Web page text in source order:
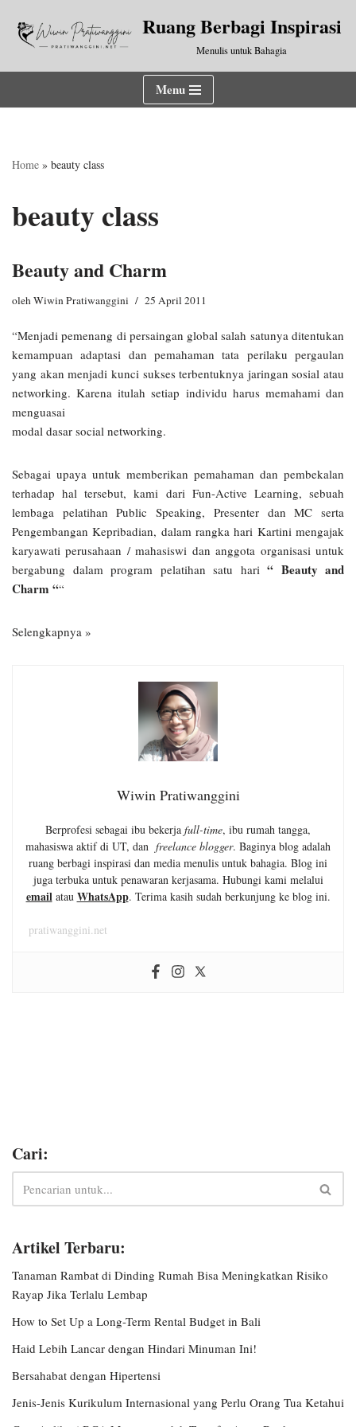
Lompat
Ruang Berbagi Inspirasi
Menulis untuk Bahagia
Menu
Home » beauty class
beauty class
Beauty and Charm
olehWiwin Pratiwanggini 25 April 2011
“Menjadi pemenang di persaingan global salah satunya ditentukan
kemampuan adaptasi dan pemahaman tata perilaku pergaulan
yang akan menjadi kunci sukses terbentuknya jaringan sosial atau
networking. Karena itulah setiap individu harus memahami dan
menguasai
modal dasar social networking.
Sebagai upaya untuk memberikan pemahaman dan pembekalan
terhadap hal tersebut, kami dari Fun-Active Learning, sebuah
lembaga pelatihan Public Speaking, Presenter dan MC serta
Pengembangan Kepribadian, dalam rangka hari Kartini mengajak
karyawati perusahaan / mahasiswi dan anggota organisasi untuk
bergabung dalam program pelatihan satu hari “ Beauty and
Charm ““
Selengkapnya »
Wiwin Pratiwanggini
Berprofesi sebagai ibu bekerja full-time, ibu rumah tangga,
mahasiswa aktif di UT, dan freelance blogger. Baginya blog adalah
ruang berbagi inspirasi dan media menulis untuk bahagia. Blog ini
juga terbuka untuk penawaran kerjasama. Hubungi kami melalui
emailatau WhatsApp. Terima kasih sudah berkunjung ke blog ini.
pratiwanggini.net
Cari:
Artikel Terbaru:
Tanaman Rambat di Dinding Rumah Bisa Meningkatkan Risiko
Rayap Jika Terlalu Lembap
How to Set Up a Long-Term Rental Budget in Bali
Haid Lebih Lancar dengan Hindari Minuman Ini!
Bersahabat dengan Hipertensi
Jenis-Jenis Kurikulum Internasional yang Perlu Orang Tua Ketahui